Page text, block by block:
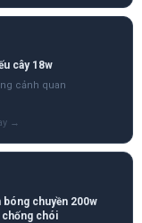
cây 18w
cảnh quan
bóng chuyền 200w
chói